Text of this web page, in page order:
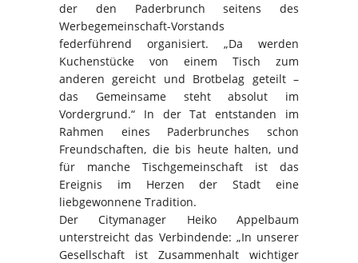
der den Paderbrunch seitens des
Werbegemeinschaft-Vorstands
federführend organisiert. „Da werden
Kuchenstücke von einem Tisch zum
anderen gereicht und Brotbelag geteilt –
das Gemeinsame steht absolut im
Vordergrund.“ In der Tat entstanden im
Rahmen eines Paderbrunches schon
Freundschaften, die bis heute halten, und
für manche Tischgemeinschaft ist das
Ereignis im Herzen der Stadt eine
liebgewonnene Tradition.
Der Citymanager Heiko Appelbaum
unterstreicht das Verbindende: „In unserer
Gesellschaft ist Zusammenhalt wichtiger